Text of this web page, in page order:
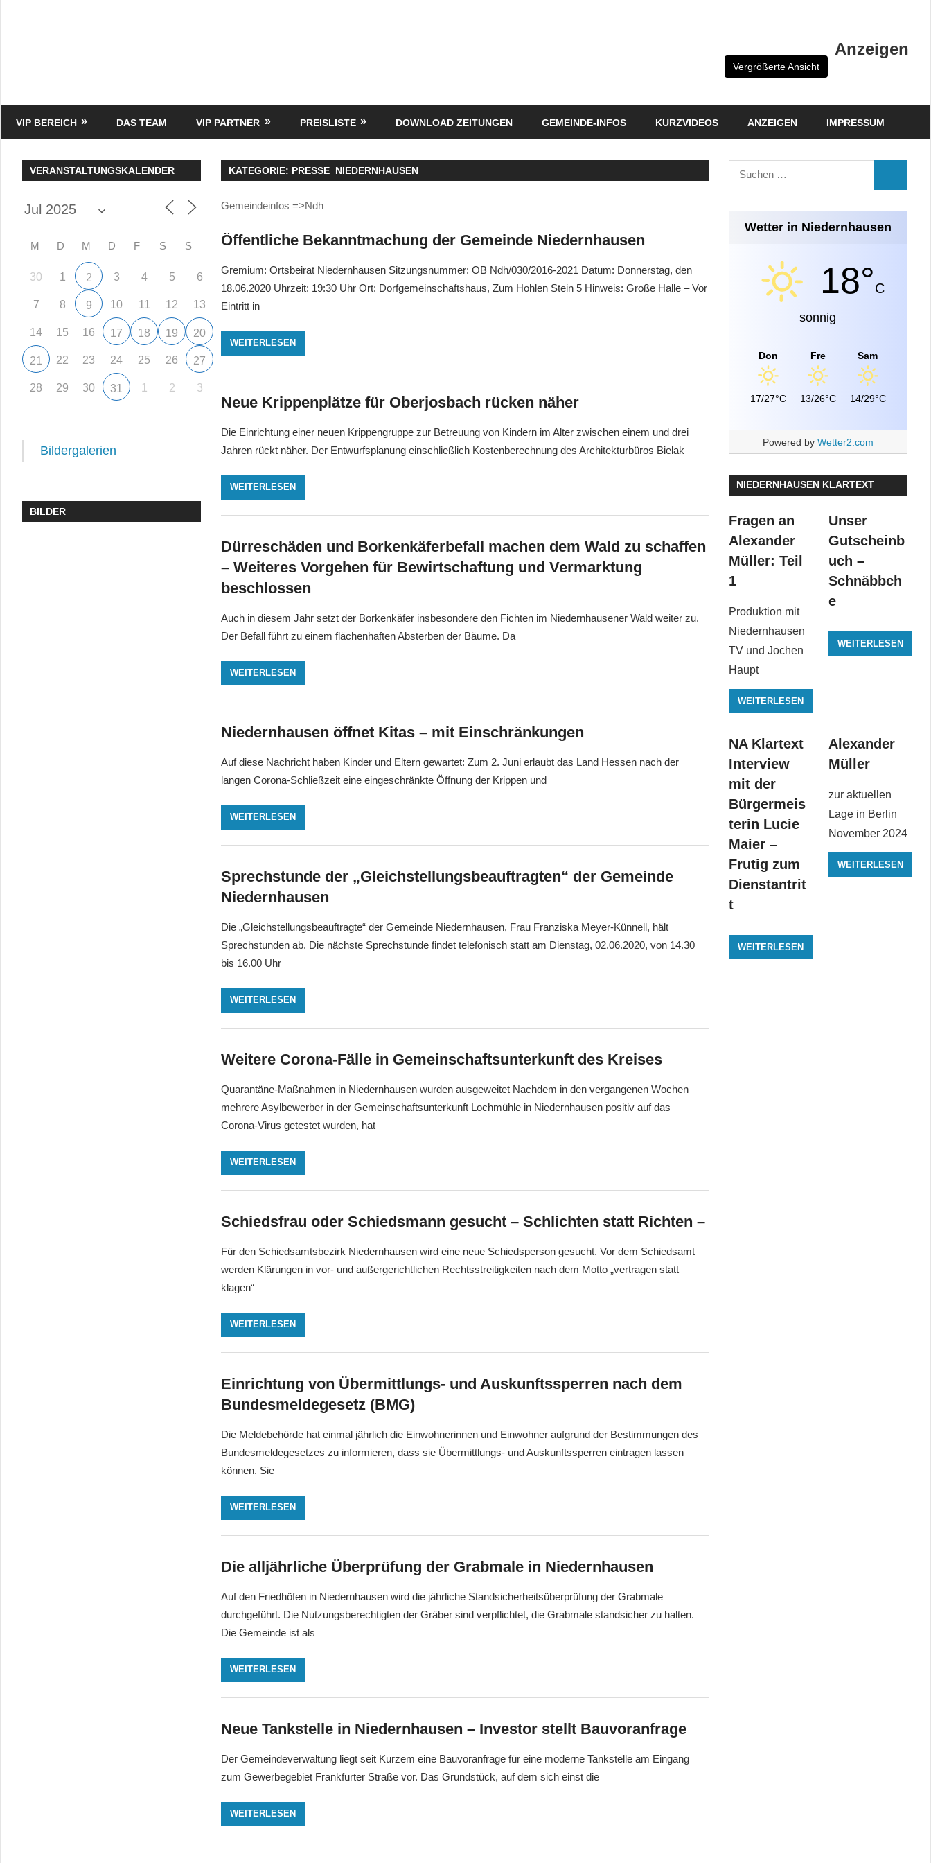
Media
Anzeigen
Vergrößerte Ansicht
VIP BEREICH DAS TEAM VIP PARTNER PREISLISTE DOWNLOAD ZEITUNGEN GEMEINDE-INFOS KURZVIDEOS ANZEIGEN IMPRESSUM
KATEGORIE: PRESSE_NIEDERNHAUSEN
Gemeindeinfos =>Ndh
Öffentliche Bekanntmachung der Gemeinde Niedernhausen
Gremium: Ortsbeirat Niedernhausen Sitzungsnummer: OB Ndh/030/2016-2021 Datum: Donnerstag, den
18.06.2020 Uhrzeit: 19:30 Uhr Ort: Dorfgemeinschaftshaus, Zum Hohlen Stein 5 Hinweis: Große Halle – Vor
Eintritt in
WEITERLESEN
Neue Krippenplätze für Oberjosbach rücken näher
Die Einrichtung einer neuen Krippengruppe zur Betreuung von Kindern im Alter zwischen einem und drei
Jahren rückt näher. Der Entwurfsplanung einschließlich Kostenberechnung des Architekturbüros Bielak
WEITERLESEN
Dürreschäden und Borkenkäferbefall machen dem Wald zu schaffen
– Weiteres Vorgehen für Bewirtschaftung und Vermarktung
beschlossen
Auch in diesem Jahr setzt der Borkenkäfer insbesondere den Fichten im Niedernhausener Wald weiter zu.
Der Befall führt zu einem flächenhaften Absterben der Bäume. Da
WEITERLESEN
Niedernhausen öffnet Kitas – mit Einschränkungen
Auf diese Nachricht haben Kinder und Eltern gewartet: Zum 2. Juni erlaubt das Land Hessen nach der
langen Corona-Schließzeit eine eingeschränkte Öffnung der Krippen und
WEITERLESEN
Sprechstunde der „Gleichstellungsbeauftragten“ der Gemeinde
Niedernhausen
Die „Gleichstellungsbeauftragte“ der Gemeinde Niedernhausen, Frau Franziska Meyer-Künnell, hält
Sprechstunden ab. Die nächste Sprechstunde findet telefonisch statt am Dienstag, 02.06.2020, von 14.30
bis 16.00 Uhr
WEITERLESEN
Weitere Corona-Fälle in Gemeinschaftsunterkunft des Kreises
Quarantäne-Maßnahmen in Niedernhausen wurden ausgeweitet Nachdem in den vergangenen Wochen
mehrere Asylbewerber in der Gemeinschaftsunterkunft Lochmühle in Niedernhausen positiv auf das
Corona-Virus getestet wurden, hat
WEITERLESEN
Schiedsfrau oder Schiedsmann gesucht – Schlichten statt Richten –
Für den Schiedsamtsbezirk Niedernhausen wird eine neue Schiedsperson gesucht. Vor dem Schiedsamt
werden Klärungen in vor- und außergerichtlichen Rechtsstreitigkeiten nach dem Motto „vertragen statt
klagen“
WEITERLESEN
Einrichtung von Übermittlungs- und Auskunftssperren nach dem
Bundesmeldegesetz (BMG)
Die Meldebehörde hat einmal jährlich die Einwohnerinnen und Einwohner aufgrund der Bestimmungen des
Bundesmeldegesetzes zu informieren, dass sie Übermittlungs- und Auskunftssperren eintragen lassen
können. Sie
WEITERLESEN
Die alljährliche Überprüfung der Grabmale in Niedernhausen
Auf den Friedhöfen in Niedernhausen wird die jährliche Standsicherheitsüberprüfung der Grabmale
durchgeführt. Die Nutzungsberechtigten der Gräber sind verpflichtet, die Grabmale standsicher zu halten.
Die Gemeinde ist als
WEITERLESEN
Neue Tankstelle in Niedernhausen – Investor stellt Bauvoranfrage
Der Gemeindeverwaltung liegt seit Kurzem eine Bauvoranfrage für eine moderne Tankstelle am Eingang
zum Gewerbegebiet Frankfurter Straße vor. Das Grundstück, auf dem sich einst die
WEITERLESEN
VERANSTALTUNGSKALENDER
M D M D F S S
30 1 2 3 4 5 6
7 8 9 10 11 12 13
14 15 16 17 18 19 20
21 22 23 24 25 26 27
28 29 30 31 1 2 3
Bildergalerien
BILDER
Suchen
nach:
Wetter in Niedernhausen
18°C
sonnig
Don
17/27°C
Fre
13/26°C
Sam
14/29°C
Powered by Wetter2.com
NIEDERNHAUSEN KLARTEXT
Fragen an
Alexander
Müller: Teil
1
Produktion mit
Niedernhausen
TV und Jochen
Haupt
WEITERLESEN
Unser
Gutscheinb
uch –
Schnäbbch
e
WEITERLESEN
NA Klartext
Interview
mit der
Bürgermeis
terin Lucie
Maier –
Frutig zum
Dienstantrit
t
WEITERLESEN
Alexander
Müller
zur aktuellen
Lage in Berlin
November 2024
WEITERLESEN